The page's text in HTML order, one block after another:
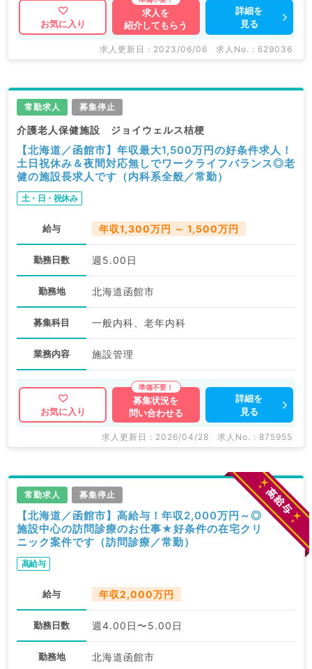
お気に入り
求人を
紹介してもらう
詳細を
見る
求人更新日 : 2023/06/06 求人No. : 629036
常勤求人 募集停止
介護老人保健施設 ジョイウェルス桔梗
【北海道／函館市】年収最大1,500万円の好条件求人！
土日祝休み＆夜間対応無しでワークライフバランス◎老
健の施設長求人です（内科系全般／常勤）
土・日・祝休み
給与 年収1,300万円 ～ 1,500万円
勤務日数 週5.00日
勤務地 北海道函館市
募集科目 一般内科、老年内科
業務内容 施設管理
お気に入り
募集状況を
問い合わせる
詳細を
見る
求人更新日 : 2026/04/28 求人No. : 875955
常勤求人 募集停止
【北海道／函館市】高給与！年収2,000万円～◎
施設中心の訪問診療のお仕事★好条件の在宅クリ
ニック案件です（訪問診療／常勤）
高給与
給与 年収2,000万円
勤務日数 週4.00日〜5.00日
勤務地 北海道函館市